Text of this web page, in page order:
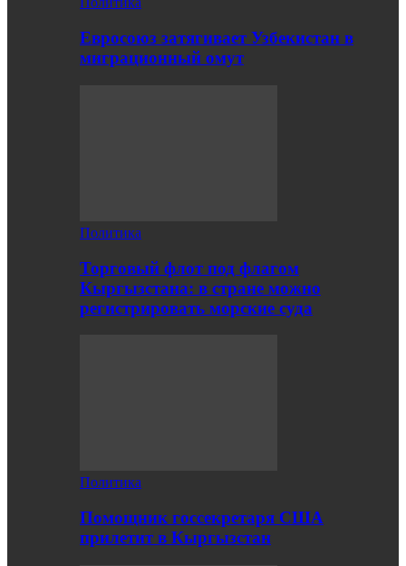
Евросоюз затягивает Узбекистан в
миграционный омут
Политика
Торговый флот под флагом
Кыргызстана: в стране можно
регистрировать морские суда
Политика
Помощник госсекретаря США
прилетит в Кыргызстан